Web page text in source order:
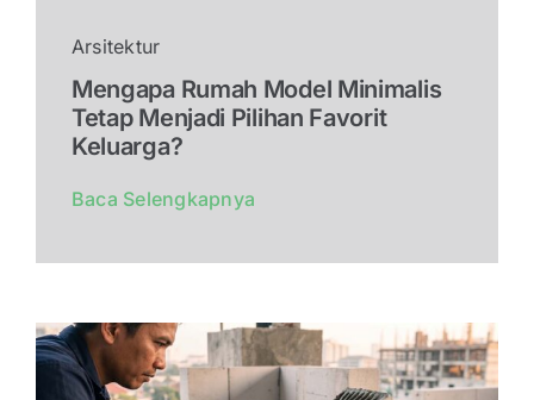
Arsitektur
Mengapa Rumah Model Minimalis
Tetap Menjadi Pilihan Favorit
Keluarga?
Baca Selengkapnya